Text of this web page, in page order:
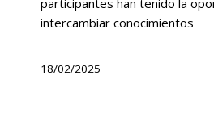
participantes han tenido la
intercambiar conocimientos
18/02/2025